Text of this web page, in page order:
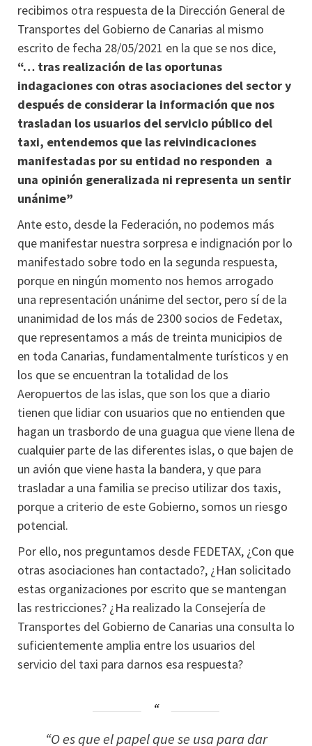
recibimos otra respuesta de la Dirección General de
Transportes del Gobierno de Canarias al mismo
escrito de fecha 28/05/2021 en la que se nos dice,
“… tras realización de las oportunas
indagaciones con otras asociaciones del sector y
después de considerar la información que nos
trasladan los usuarios del servicio público del
taxi, entendemos que las reivindicaciones
manifestadas por su entidad no responden a
una opinión generalizada ni representa un sentir
unánime”
Ante esto, desde la Federación, no podemos más
que manifestar nuestra sorpresa e indignación por lo
manifestado sobre todo en la segunda respuesta,
porque en ningún momento nos hemos arrogado
una representación unánime del sector, pero sí de la
unanimidad de los más de 2300 socios de Fedetax,
que representamos a más de treinta municipios de
en toda Canarias, fundamentalmente turísticos y en
los que se encuentran la totalidad de los
Aeropuertos de las islas, que son los que a diario
tienen que lidiar con usuarios que no entienden que
hagan un trasbordo de una guagua que viene llena de
cualquier parte de las diferentes islas, o que bajen de
un avión que viene hasta la bandera, y que para
trasladar a una familia se preciso utilizar dos taxis,
porque a criterio de este Gobierno, somos un riesgo
potencial.
Por ello, nos preguntamos desde FEDETAX, ¿Con que
otras asociaciones han contactado?, ¿Han solicitado
estas organizaciones por escrito que se mantengan
las restricciones? ¿Ha realizado la Consejería de
Transportes del Gobierno de Canarias una consulta lo
suficientemente amplia entre los usuarios del
servicio del taxi para darnos esa respuesta?
“O es que el papel que se usa para dar